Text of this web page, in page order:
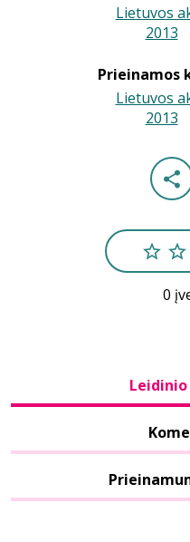
Lietuvos
2013
Prieinamos
Lietuvos
2013
0